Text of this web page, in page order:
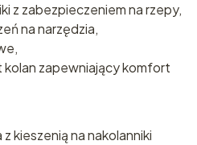
z zabezpieczeniem na rzepy,
na narzędzia,
kolan zapewniający komfort
kieszenią na nakolanniki